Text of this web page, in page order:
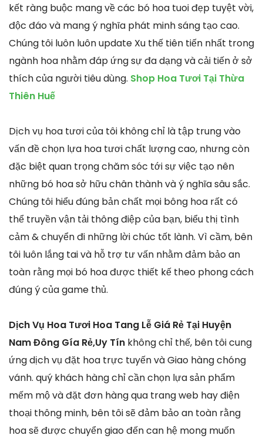
kết ràng buộc mang về các bó hoa tuoi đẹp tuyệt vời,
độc đáo và mang ý nghĩa phát minh sáng tạo cao.
Chúng tôi luôn luôn update Xu thế tiên tiến nhất trong
ngành hoa nhằm đáp ứng sự đa dạng và cải tiến ở sở
thích của người tiêu dùng. Shop Hoa Tươi Tại Thừa
Thiên Huế
Dịch vụ hoa tươi của tôi không chỉ là tập trung vào
vấn đề chọn lựa hoa tươi chất lượng cao, nhưng còn
đặc biệt quan trọng chăm sóc tới sự việc tạo nên
những bó hoa sở hữu chân thành và ý nghĩa sâu sắc.
Chúng tôi hiểu đúng bản chất mọi bông hoa rất có
thể truyền vận tải thông điệp của bạn, biểu thị tình
cảm & chuyển đi những lời chúc tốt lành. Vì cầm, bên
tôi luôn lắng tai và hỗ trợ tư vấn nhằm đảm bảo an
toàn rằng mọi bó hoa được thiết kế theo phong cách
đúng ý của game thủ.
Dịch Vụ Hoa Tươi Hoa Tang Lễ Giá Rẻ Tại Huyện
Nam Đông Gía Rẻ,Uy Tín không chỉ thế, bên tôi cung
ứng dịch vụ đặt hoa trực tuyến và Giao hàng chóng
vánh. quý khách hàng chỉ cần chọn lựa sản phẩm
mếm mộ và đặt đơn hàng qua trang web hay điện
thoại thông minh, bên tôi sẽ đảm bảo an toàn rằng
hoa sẽ được chuyển giao đến can hệ mong muốn